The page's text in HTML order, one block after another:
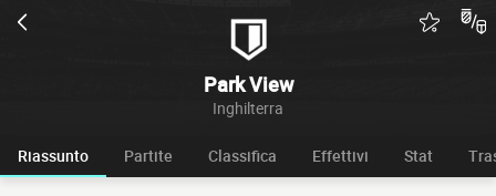
Park View
Inghilterra
Riassunto Partite Classifica Effettivi Stat